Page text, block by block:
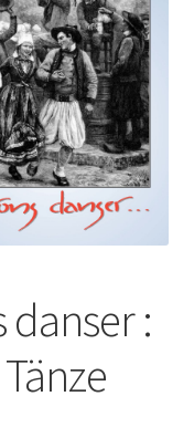
danser :